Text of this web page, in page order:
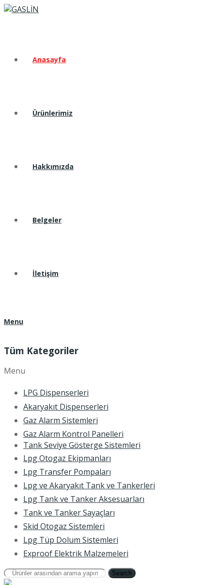
Anasayfa
Ürünlerimiz
Hakkımızda
Belgeler
İletişim
Menu
Tüm Kategoriler
Menu
LPG Dispenserleri
Akaryakıt Dispenserleri
Gaz Alarm Sistemleri
Gaz Alarm Kontrol Panelleri
Tank Seviye Gösterge Sistemleri
Lpg Otogaz Ekipmanları
Lpg Transfer Pompaları
Lpg ve Akaryakıt Tank ve Tankerleri
Lpg Tank ve Tanker Aksesuarları
Tank ve Tanker Sayaçları
Skid Otogaz Sistemleri
Lpg Tüp Dolum Sistemleri
Exproof Elektrik Malzemeleri
Search